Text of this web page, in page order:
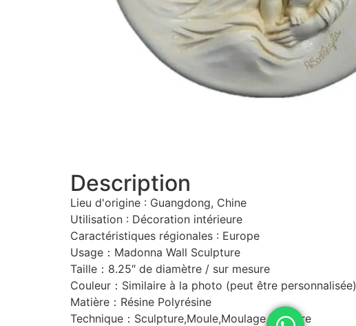
Description
Lieu d'origine : Guangdong, Chine
Utilisation : Décoration intérieure
Caractéristiques régionales : Europe
Usage：Madonna Wall Sculpture
Taille：8.25″ de diamètre / sur mesure
Couleur：Similaire à la photo (peut être personnalisée)
Matière：Résine Polyrésine
Technique：Sculpture,Moule,Moulage,Peinture